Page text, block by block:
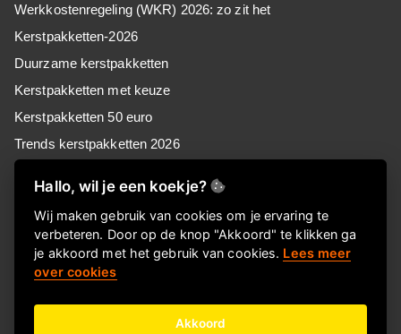
Werkkostenregeling (WKR) 2026: zo zit het
Kerstpakketten-2026
Duurzame kerstpakketten
Kerstpakketten met keuze
Kerstpakketten 50 euro
Trends kerstpakketten 2026
Kerstpakketten voor retail
Kerstpakketten voor zorg
Goedkope kerstpakketten
Kerstpakket of Keuzekado, wat kies jij?
Hallo, wil je een koekje?
Wij maken gebruik van cookies om je ervaring te
verbeteren. Door op de knop "Akkoord" te klikken ga
je akkoord met het gebruik van cookies. Lees meer
over cookies
Akkoord